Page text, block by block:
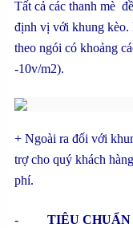
Tất cả các thanh mè
định vị với khung kèo.
theo ngói có khoảng
-10v/m2).
+ Ngoài ra đối với
trợ cho quý khách
phí.
- TIÊU CHUẨN